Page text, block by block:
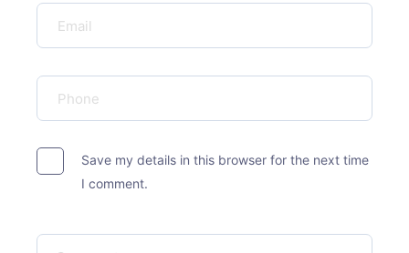
Save my details in this browser for the next time
I comment.